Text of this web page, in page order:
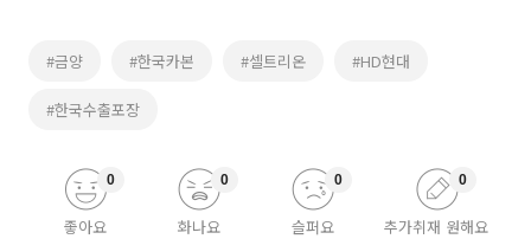
#금양 #한국카본 #셀트리온 #HD현대
#한국수출포장
좋아요
0
화나요
0
슬퍼요
0
추가취재 원해요
0